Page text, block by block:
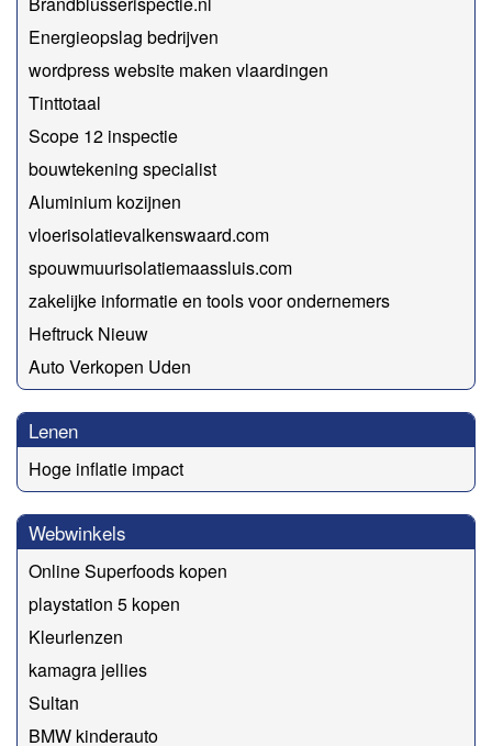
Energieopslag bedrijven
wordpress website maken vlaardingen
Tinttotaal
Scope 12 inspectie
bouwtekening specialist
Aluminium kozijnen
vloerisolatievalkenswaard.com
spouwmuurisolatiemaassluis.com
zakelijke informatie en tools voor ondernemers
Heftruck Nieuw
Auto Verkopen Uden
Lenen
Hoge inflatie impact
Webwinkels
Online Superfoods kopen
playstation 5 kopen
Kleurlenzen
kamagra jellies
Sultan
BMW kinderauto